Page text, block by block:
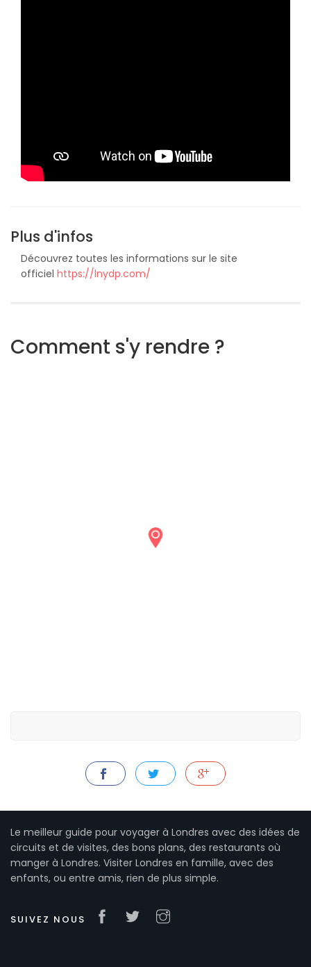
Plus d'infos
Découvrez toutes les informations sur le site
officiel https://lnydp.com/
Comment s'y rendre ?
Le meilleur guide pour voyager à Londres avec des idées de
circuits et de visites, des bons plans, des restaurants où
manger à Londres. Visiter Londres en famille, avec des
enfants, ou entre amis, rien de plus simple.
SUIVEZ NOUS